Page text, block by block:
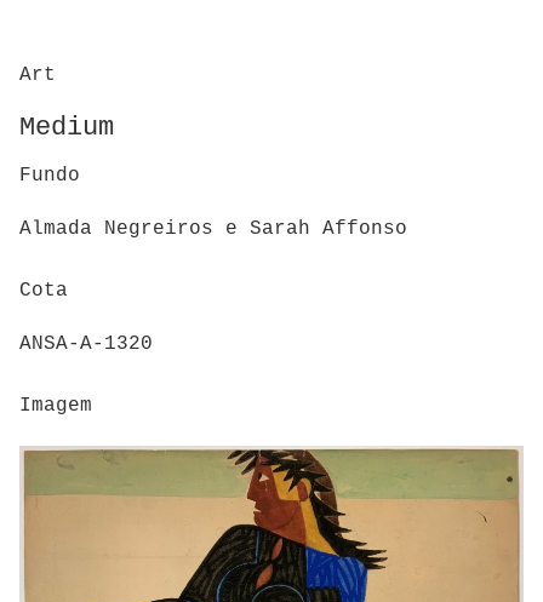
Art
Medium
Fundo
Almada Negreiros e Sarah Affonso
Cota
ANSA-A-1320
Imagem